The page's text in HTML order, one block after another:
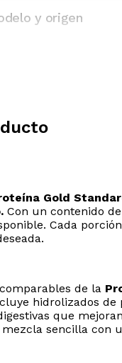
y origen
Gold
Con un contenido
Cada
de la
hidrolizados
que
sencilla con